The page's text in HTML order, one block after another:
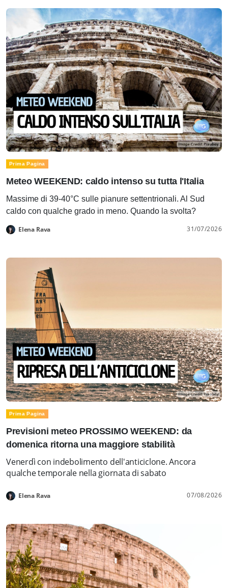
Prima Pagina
Meteo WEEKEND: caldo intenso su tutta l'Italia
Massime di 39-40°C sulle pianure settentrionali. Al Sud
caldo con qualche grado in meno. Quando la svolta?
Elena Rava 31/07/2026
Prima Pagina
Previsioni meteo PROSSIMO WEEKEND: da
domenica ritorna una maggiore stabilità
Venerdì con indebolimento dell'anticiclone. Ancora
qualche temporale nella giornata di sabato
Elena Rava 07/08/2026